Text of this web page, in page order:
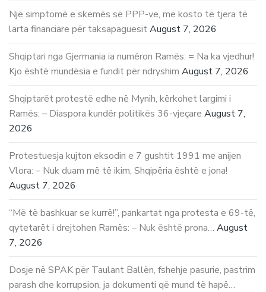
Një simptomë e skemës së PPP-ve, me kosto të tjera të
larta financiare për taksapaguesitAugust 7, 2026
Shqiptari nga Gjermania ia numëron Ramës: = Na ka vjedhur!
Kjo është mundësia e fundit për ndryshim August 7, 2026
Shqiptarët protestë edhe në Mynih, kërkohet largimi i
Ramës: – Diaspora kundër politikës 36-vjeçare August 7,
2026
Protestuesja kujton eksodin e 7 gushtit 1991 me anijen
Vlora: – Nuk duam më të ikim, Shqipëria është e jona!
August 7, 2026
“Më të bashkuar se kurrë!”, pankartat nga protesta e 69-të,
qytetarët i drejtohen Ramës: – Nuk është prona… August
7, 2026
Dosje në SPAK për Taulant Ballën, fshehje pasurie, pastrim
parash dhe korrupsion, ja dokumenti që mund të hapë…